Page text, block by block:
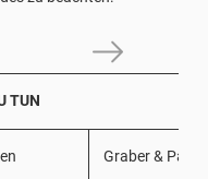
TUN
Graber &